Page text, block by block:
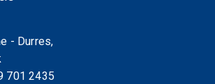
- Durres,
701 2435